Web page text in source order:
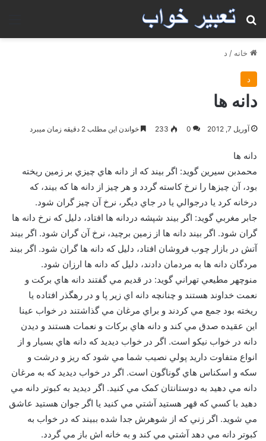
جستجو برای
خانه / د
د
دانه ها
آوریل 7, 2012 0
233 خواندن این مطلب 2 دقیقه زمان میبرد
دانه ها
محمدبن سيرين گويد: اگر بيند كه از دانه هاي چيزي بر زمين ريخته
بود، آن چيزها را نرخ كاسته گردد و هر چيز از دانه ها كه بيند، كه
درخانه كرد يا درجوالي يا در جاي ديگر، نرخ آن چيز گران شود.
جابر مغربي گويد: اگر بيند شپشه دردانه ها افتاد، دليل كه نرخ دانه ها
گران شود. اگر بيند دانه ها از زمين برچيد، نرخ آن گران شود. اگر بيند
آتش در بازار چوب فروشان افتاد، دليل كه دانه ها گران شود. اگر بيند
مردگان دانه ها به مردمان دادند، دليل كه دانه ها ارزان شود.
منوچهر مطيعي تهراني گويد: در قديم مي گفتند دانه هاي برکت و
نعمت خداوند هستند و چنانچه دانه اي زير پا و در رهگذر افتاده يا
ريخته بود جمع مي کردند و براي مرغان مي گذاشتند در خواب عينا
اين عقيده صدق مي کند و دانه هاي برکات و نعمات هستند و ديدن
دانه در خواب نيکو است. اگر در خواب ديديد که دانه هاي بسيار و از
انواع متفاوت داريد پولي نصيب شما مي شود که ريز و درشت و
سکه و اسکناس هاي گوناگون است. اگر در خواب ديديد که به مرغان
دانه مي دهيد به دوستانتان کمک مي کنيد. اگر ديديد به کبوتر دانه مي
دهيد با کسي که قهر هستيد آشتي مي کنيد يا اگر جوان هستيد عاشق
مي شويد. اگر زني که از شوهرش جدا شده ببيند که در خواب به
کبوتر دانه مي دهد آشتي مي کند و به خانه اش باز مي گردد.